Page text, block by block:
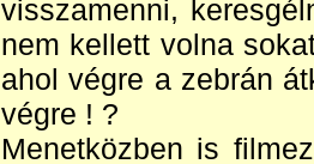
visszamenni,
nem kellett volna
ahol végre a zebrán
végre ! ?
Menetközben is